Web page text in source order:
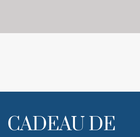
CADEAU DE